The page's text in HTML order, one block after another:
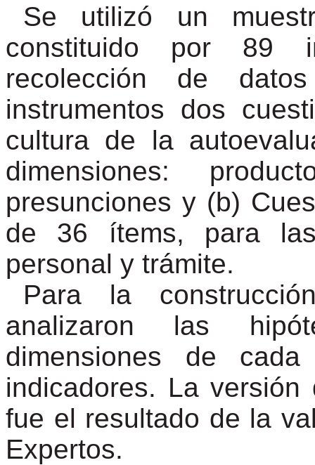
Se utilizó un
constituido por 89
recolección de
instrumentos dos
cultura de la
dimensiones:
presunciones y (b)
de 36 ítems, para las
personal y trámite.
Para la
analizaron las
dimensiones de
indicadores. La
fue el resultado de la
Expertos.